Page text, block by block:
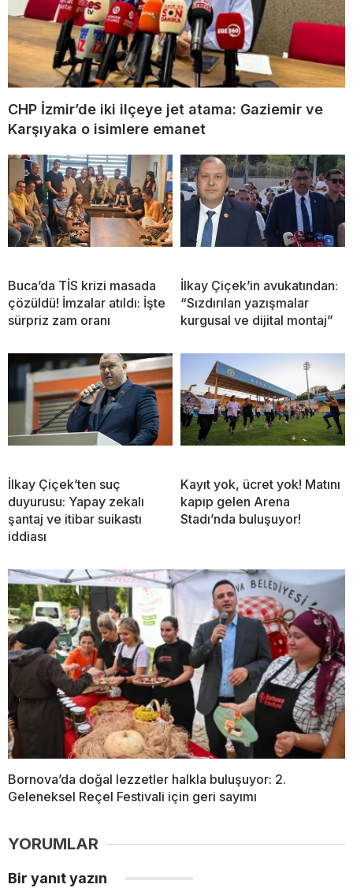
CHP İzmir’de iki ilçeye jet atama: Gaziemir ve
Karşıyaka o isimlere emanet
Buca’da TİS krizi masada
çözüldü! İmzalar atıldı: İşte
sürpriz zam oranı
İlkay Çiçek’in avukatından:
“Sızdırılan yazışmalar
kurgusal ve dijital montaj”
İlkay Çiçek’ten suç
duyurusu: Yapay zekalı
şantaj ve itibar suikastı
iddiası
Kayıt yok, ücret yok! Matını
kapıp gelen Arena
Stadı’nda buluşuyor!
Bornova’da doğal lezzetler halkla buluşuyor: 2.
Geleneksel Reçel Festivali için geri sayımı
YORUMLAR
Bir yanıt yazın